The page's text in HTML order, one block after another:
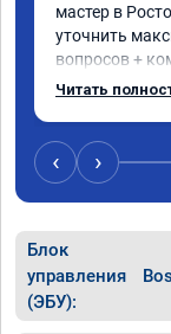
мастер в
уточнить
вопросов +
допы
машина ехать
200. 🤝🤝🤝🤝
Читать
‹ ›
Блок
управления
(ЭБУ):